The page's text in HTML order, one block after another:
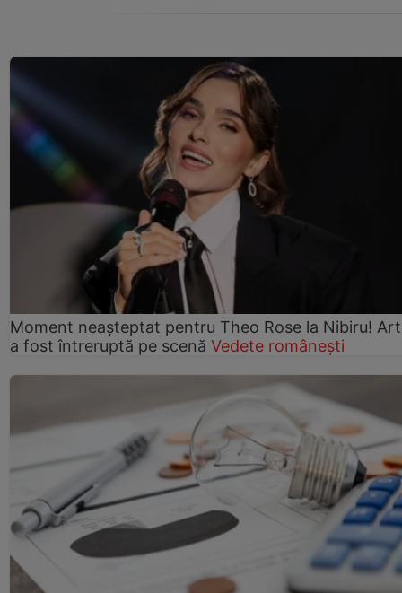
Moment neașteptat pentru Theo Rose la Nibiru!
a fost întreruptă pe scenă Vedete românești